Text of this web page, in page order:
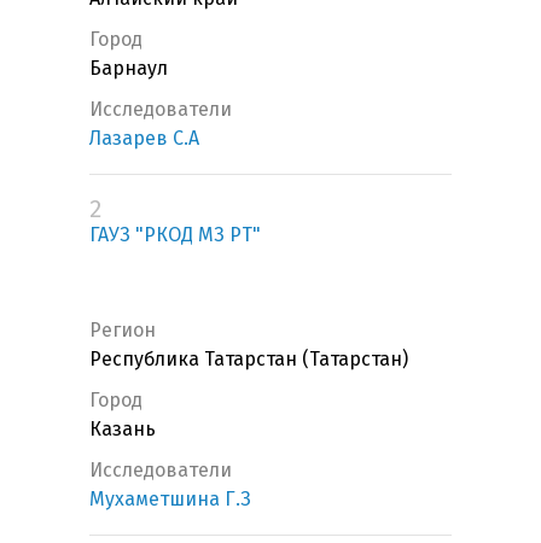
Город
Барнаул
Исследователи
Лазарев С.А
2
ГАУЗ "РКОД МЗ РТ"
Регион
Республика Татарстан (Татарстан)
Город
Казань
Исследователи
Мухаметшина Г.З